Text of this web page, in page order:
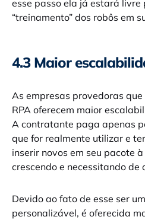
esse passo ela já estará livre
“treinamento” dos robôs em
4.3 Maior
As empresas provedoras
RPA oferecem maior
A contratante paga apenas
que for realmente utilizar e
inserir novos em seu pacote
crescendo e necessitando de
Devido ao fato de esse ser
personalizável, é oferecida